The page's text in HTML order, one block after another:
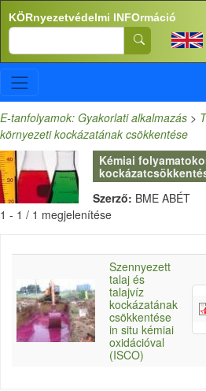
Ugrás a tartalomra
KÖRnyezetvédelmi INFOrmáció
Search
E-tanfolyamok: Gyakorlati alkalmazás >
környezeti kockázatának csökkentése
Kémiai
Szerző: BME ABÉT
1 - 1 / 1 megjelenítése
Szennyezett
talaj és
talajvíz
kockázatának
csökkentése
in situ kémiai
oxidációval
(ISCO)